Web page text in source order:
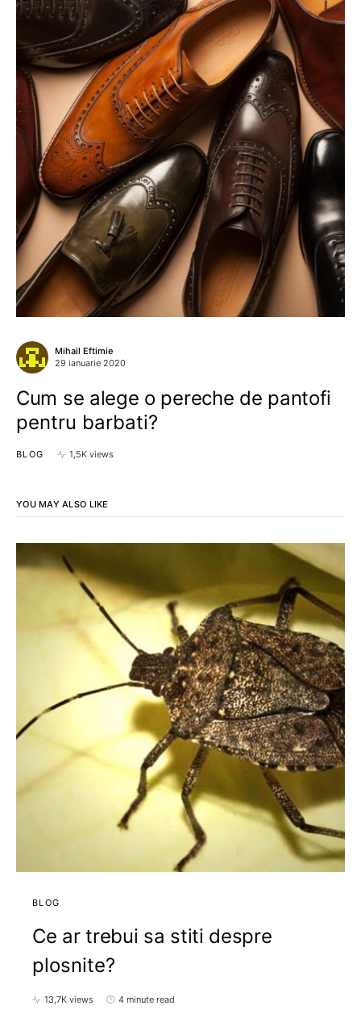
Mihail Eftimie
29 ianuarie 2020
Cum se alege o pereche de pantofi
pentru barbati?
BLOG 1,5K views
YOU MAY ALSO LIKE
BLOG
Ce ar trebui sa stiti despre
plosnite?
13,7K views 4 minute read